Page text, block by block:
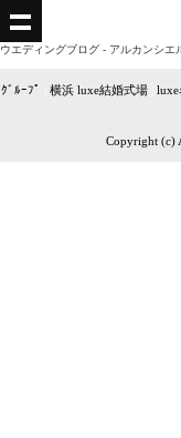
ウエディングブログ - アルカンシエ
ｸﾞﾙｰﾌﾟ 横浜 luxe結婚式場| luxe
Copyright (c)